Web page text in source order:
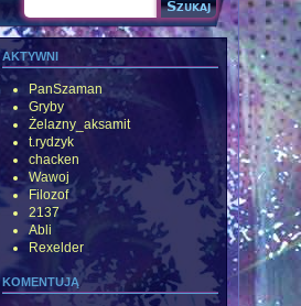
Formularz wyszukiwania
aktywni
PanSzaman
Gryby
Żelazny_aksamit
t.rydzyk
chacken
Wawoj
Filozof
2137
Abli
Rexelder
komentują